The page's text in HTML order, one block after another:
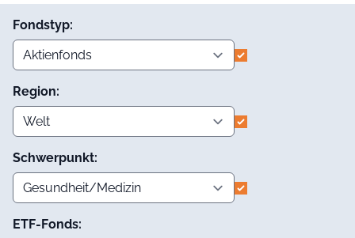
Fondstyp:
Region:
Schwerpunkt:
ETF-Fonds: